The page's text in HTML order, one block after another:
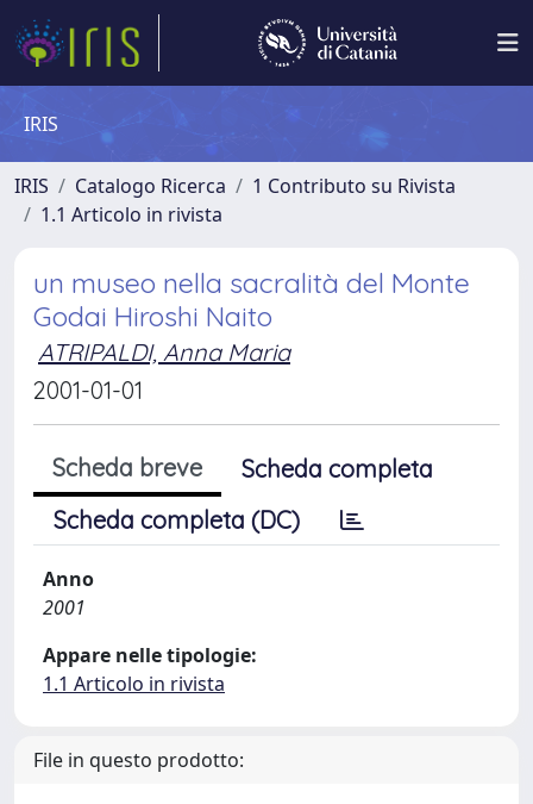
IRIS
IRIS Catalogo Ricerca
1 Contributo su Rivista
1.1 Articolo in rivista
un museo nella sacralità del Monte
Godai Hiroshi Naito
ATRIPALDI, Anna Maria
2001-01-01
Scheda breve
Scheda completa
Scheda completa (DC)
Anno
2001
Appare nelle tipologie:
1.1 Articolo in rivista
File in questo prodotto: